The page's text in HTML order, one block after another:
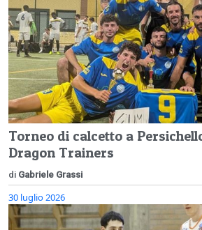
Torneo di calcetto a
Dragon Trainers
di Gabriele Grassi
30 luglio 2026